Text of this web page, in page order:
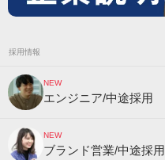
採用情報
NEW
エンジニア/中途採用
NEW
ブランド営業/中途採用